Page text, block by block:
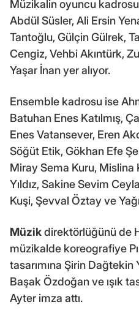
Müzikalin oyuncu
Abdül Süsler, Ali Ersin
Tantoğlu, Gülçin Gülrek,
Cengiz, Vehbi Akıntürk,
Yaşar İnan yer alıyor.
Ensemble kadrosu ise
Batuhan Enes Katılmış,
Enes Vatansever, Eren
Söğüt Etik, Gökhan Efe
Miray Sema Kuru,
Yıldız, Sakine Sevim
Kuşi, Şevval Öztay ve
Müzikdirektörlüğünü de
müzikalde koreografiye
tasarımına Şirin Dağtekin
Başak Özdoğan ve ışık
Ayter imza attı.